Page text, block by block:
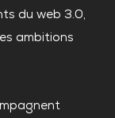
du web 3.0,
ambitions